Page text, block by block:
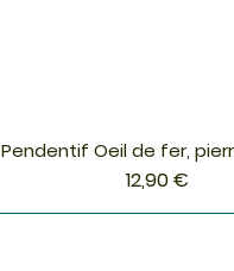
Aperçu rapide
Pendentif Oeil de fer,
Prix
12,90 €